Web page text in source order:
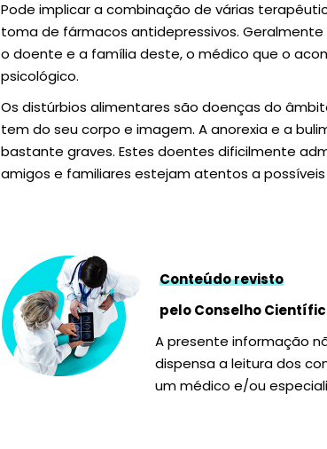
Pode implicar a combinação de várias
toma de fármacos antidepressivos. Geralmente
o doente e a família deste, o médico que o
psicológico.
Os distúrbios alimentares são doenças do
tem do seu corpo e imagem. A anorexia e a
bastante graves. Estes doentes dificilmente
amigos e familiares estejam atentos a
Conteúdo revisto
pelo Conselho
A presente informação
dispensa a leitura dos
um médico e/ou